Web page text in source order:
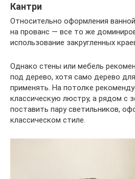
Кантри
Относительно оформления
на прованс — все то же
использование закругленных
Однако стены или мебель
под дерево, хотя само дерево
применять. На потолке
классическую люстру, а рядом с
поставить пару светильников,
классическом стиле.